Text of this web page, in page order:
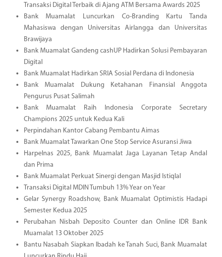
Transaksi Digital Terbaik di Ajang ATM Bersama Awards 2025
Bank Muamalat Luncurkan Co-Branding Kartu Tanda
Mahasiswa dengan Universitas Airlangga dan Universitas
Brawijaya
Bank Muamalat Gandeng cashUP Hadirkan Solusi Pembayaran
Digital
Bank Muamalat Hadirkan SRIA Sosial Perdana di Indonesia
Bank Muamalat Dukung Ketahanan Finansial Anggota
Pengurus Pusat Salimah
Bank Muamalat Raih Indonesia Corporate Secretary
Champions 2025 untuk Kedua Kali
Perpindahan Kantor Cabang Pembantu Aimas
Bank Muamalat Tawarkan One Stop Service Asuransi Jiwa
Harpelnas 2025, Bank Muamalat Jaga Layanan Tetap Andal
dan Prima
Bank Muamalat Perkuat Sinergi dengan Masjid Istiqlal
Transaksi Digital MDIN Tumbuh 13% Year on Year
Gelar Synergy Roadshow, Bank Muamalat Optimistis Hadapi
Semester Kedua 2025
Perubahan Nisbah Deposito Counter dan Online IDR Bank
Muamalat 13 Oktober 2025
Bantu Nasabah Siapkan Ibadah ke Tanah Suci, Bank Muamalat